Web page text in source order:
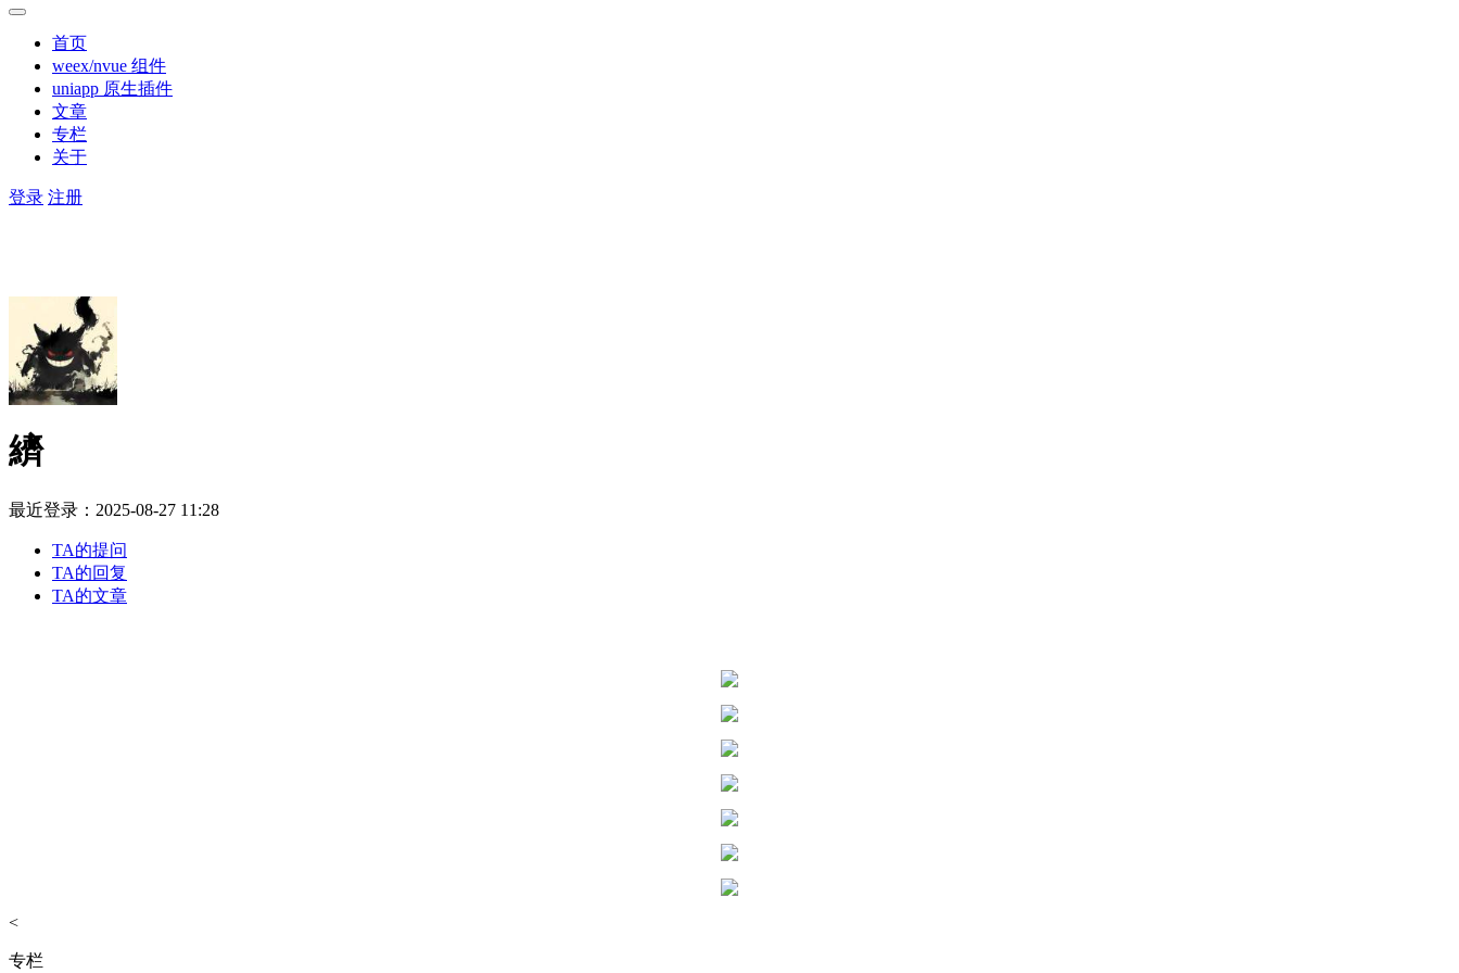
首页
weex/nvue 组件
uniapp 原生插件
文章
专栏
关于
登录 注册
纃
最近登录：2025-08-27 11:28
TA的提问
TA的回复
TA的文章
<
专栏